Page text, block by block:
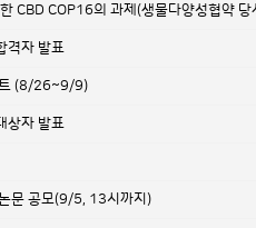
CBD COP16의 과제(생물다양성협약 당
격자 발표
트 (8/26~9/9)
상자 발표
문 공모(9/5, 13시까지)